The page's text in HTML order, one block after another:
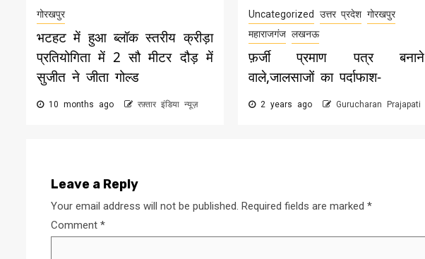
गोरखपुर
भटहट में हुआ ब्लॉक स्तरीय क्रीड़ा
प्रतियोगिता में 2 सौ मीटर दौड़ में
सुजीत ने जीता गोल्ड
10 months ago रफ़्तार इंडिया न्यूज़
Uncategorized उत्तर प्रदेश गोरखपुर
महाराजगंज लखनऊ
फ़र्जी प्रमाण पत्र बनाने
वाले,जालसाजों का पर्दाफाश-
2 years ago Gurucharan Prajapati
Leave a Reply
Your email address will not be published. Required fields are marked *
Comment *